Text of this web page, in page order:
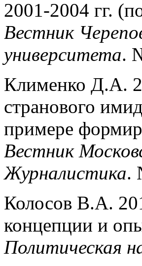
2001-2004 гг.
Вестник
университета.
Клименко Д.А.
странового
примере
Вестник
Журналистика.
Колосов В.А.
концепции и
Политическая